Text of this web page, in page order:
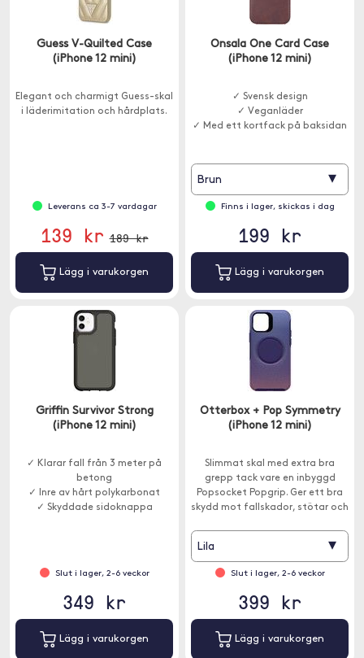
Guess V-Quilted Case
(iPhone 12 mini)
Elegant och charmigt Guess-skal
i läderimitation och hårdplats.
Leverans ca 3-7 vardagar
139 kr 189 kr
Lägg i varukorgen
Onsala One Card Case
(iPhone 12 mini)
✓ Svensk design
✓ Veganläder
✓ Med ett kortfack på baksidan
Brun ▾
Finns i lager, skickas i dag
199 kr
Lägg i varukorgen
Griffin Survivor Strong
(iPhone 12 mini)
✓ Klarar fall från 3 meter på
betong
✓ Inre av hårt polykarbonat
✓ Skyddade sidoknappa
Slut i lager, 2-6 veckor
349 kr
Lägg i varukorgen
Otterbox + Pop Symmetry
(iPhone 12 mini)
Slimmat skal med extra bra
grepp tack vare en inbyggd
Popsocket Popgrip. Ger ett bra
skydd mot fallskador, stötar och
Lila ▾
Slut i lager, 2-6 veckor
399 kr
Lägg i varukorgen